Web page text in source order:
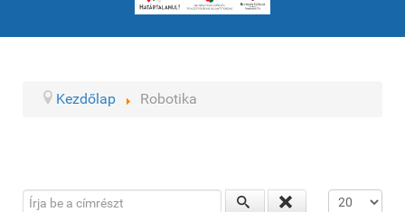
Kezdőlap Robotika
Írja be a címrészt Tételek #